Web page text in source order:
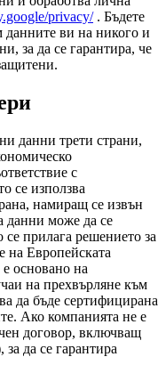
privacy/. Бъдете
данните ви на никого и
за да се гарантира, че
данни трети страни,
с
се използва
намиращ се извън
данни може да се
прилага решението за
на Европейската
основано на
на прехвърляне към
да бъде сертифицирана
Ако компанията не е
договор, включващ
да се гарантира